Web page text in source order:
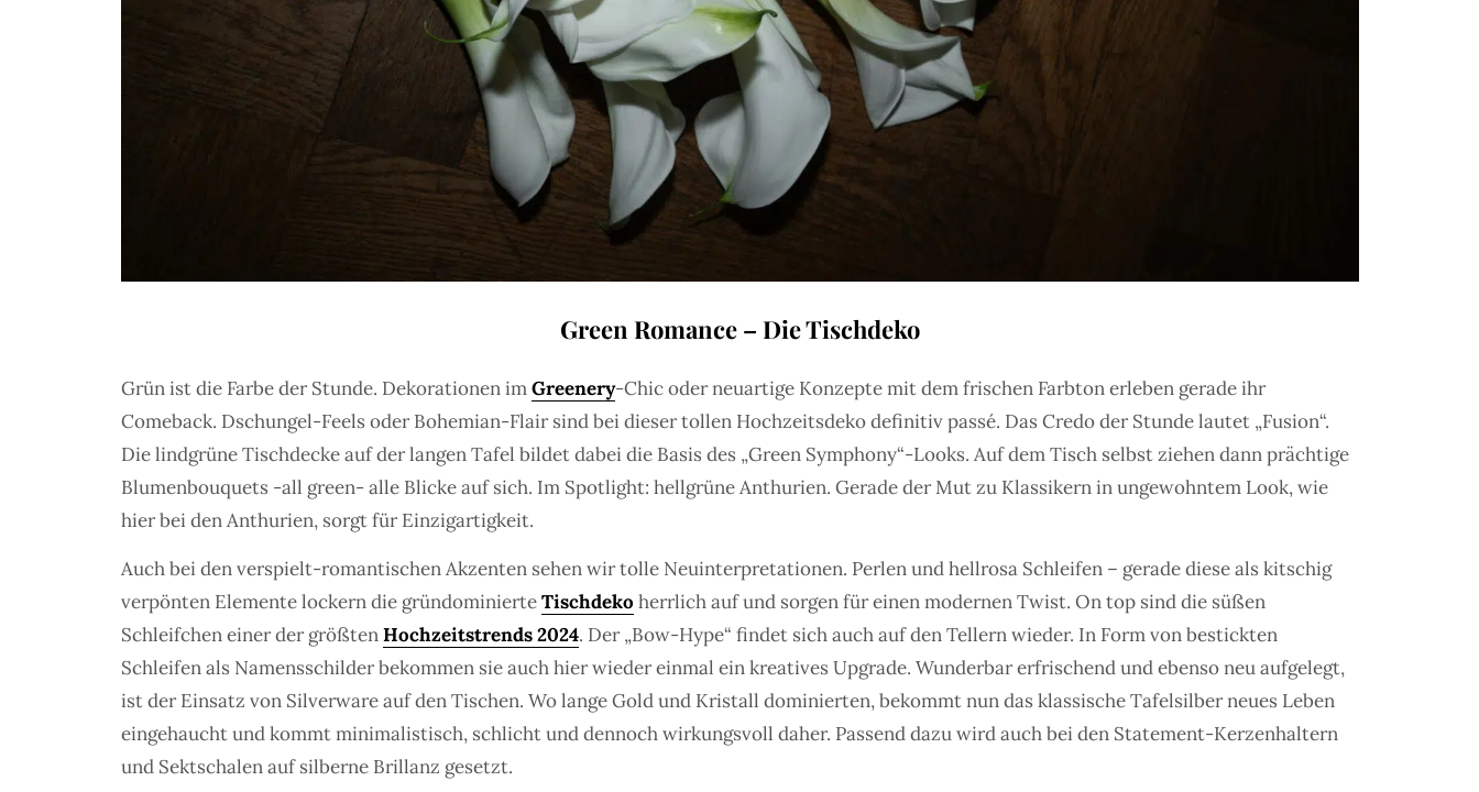
Green Romance – Die Tischdeko
Grün ist die Farbe der Stunde. Dekorationen imGreenery-Chic oder neuartige Konzepte mit dem frischen Farbton erleben gerade ihr
Comeback. Dschungel-Feels oder Bohemian-Flair sind bei dieser tollen Hochzeitsdeko definitiv passé. Das Credo der Stunde lautet „Fusion“.
Die lindgrüne Tischdecke auf der langen Tafel bildet dabei die Basis des „Green Symphony“-Looks. Auf dem Tisch selbst ziehen dann prächtige
Blumenbouquets -all green- alle Blicke auf sich. Im Spotlight: hellgrüne Anthurien. Gerade der Mut zu Klassikern in ungewohntem Look, wie
hier bei den Anthurien, sorgt für Einzigartigkeit.
Auch bei den verspielt-romantischen Akzenten sehen wir tolle Neuinterpretationen. Perlen und hellrosa Schleifen – gerade diese als kitschig
verpönten Elemente lockern die gründominierteTischdeko herrlich auf und sorgen für einen modernen Twist. On top sind die süßen
Schleifchen einer der größtenHochzeitstrends 2024. Der „Bow-Hype“ findet sich auch auf den Tellern wieder. In Form von bestickten
Schleifen als Namensschilder bekommen sie auch hier wieder einmal ein kreatives Upgrade. Wunderbar erfrischend und ebenso neu aufgelegt,
ist der Einsatz von Silverware auf den Tischen. Wo lange Gold und Kristall dominierten, bekommt nun das klassische Tafelsilber neues Leben
eingehaucht und kommt minimalistisch, schlicht und dennoch wirkungsvoll daher. Passend dazu wird auch bei den Statement-Kerzenhaltern
und Sektschalen auf silberne Brillanz gesetzt.